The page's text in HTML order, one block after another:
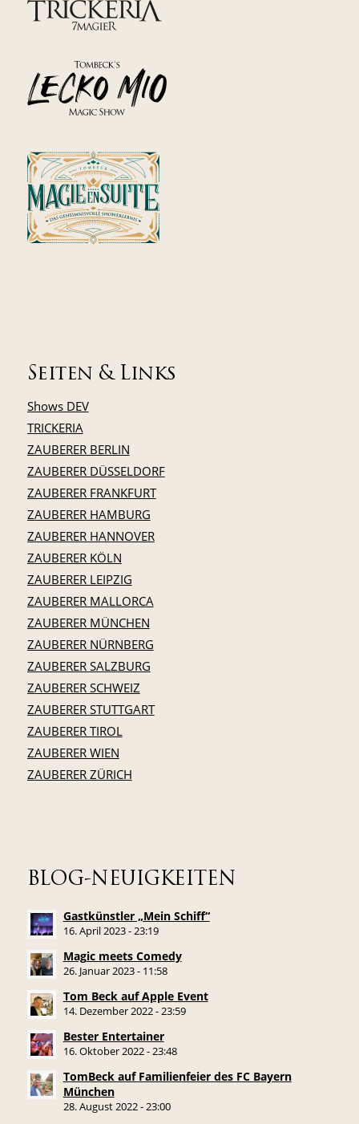
Seiten & Links
Shows DEV
TRICKERIA
ZAUBERER BERLIN
ZAUBERER DÜSSELDORF
ZAUBERER FRANKFURT
ZAUBERER HAMBURG
ZAUBERER HANNOVER
ZAUBERER KÖLN
ZAUBERER LEIPZIG
ZAUBERER MALLORCA
ZAUBERER MÜNCHEN
ZAUBERER NÜRNBERG
ZAUBERER SALZBURG
ZAUBERER SCHWEIZ
ZAUBERER STUTTGART
ZAUBERER TIROL
ZAUBERER WIEN
ZAUBERER ZÜRICH
BLOG-NEUIGKEITEN
Gastkünstler „Mein Schiff“
16. April 2023 - 23:19
Magic meets Comedy
26. Januar 2023 - 11:58
Tom Beck auf Apple Event
14. Dezember 2022 - 23:59
Bester Entertainer
16. Oktober 2022 - 23:48
TomBeck auf Familienfeier des FC Bayern
München
28. August 2022 - 23:00